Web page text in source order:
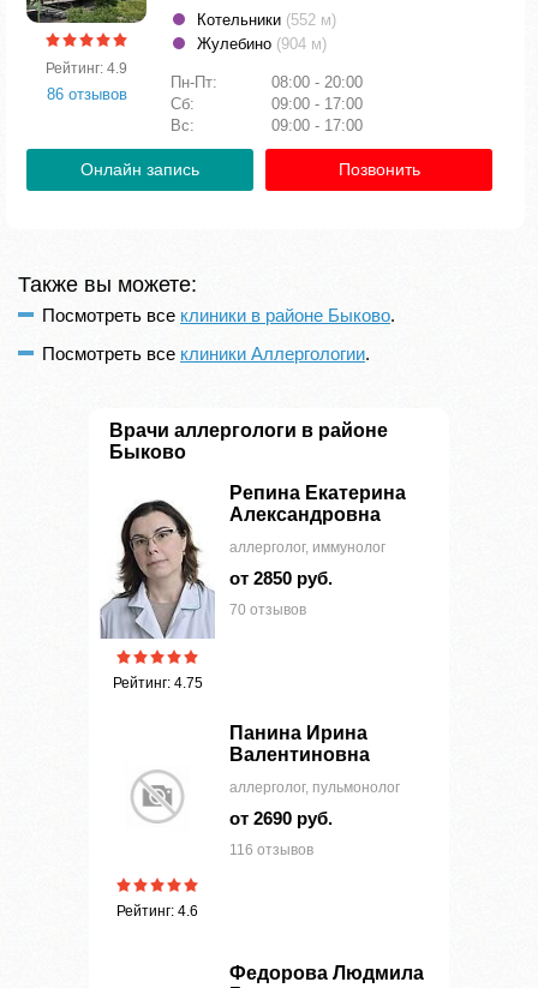
Рейтинг: 4.9
86 отзывов
Котельники (552 м)
Жулебино (904 м)
Пн-Пт:
08:00 - 20:00
Сб:
09:00 - 17:00
Вс:
09:00 - 17:00
Онлайн запись Позвонить
Также вы можете:
Посмотреть все клиники в районе Быково.
Посмотреть все клиники Аллергологии.
Врачи аллергологи в районе
Быково
Рейтинг: 4.75
Репина Екатерина
Александровна
аллерголог, иммунолог
от 2850 руб.
70 отзывов
Рейтинг: 4.6
Панина Ирина
Валентиновна
аллерголог, пульмонолог
от 2690 руб.
116 отзывов
Федорова Людмила